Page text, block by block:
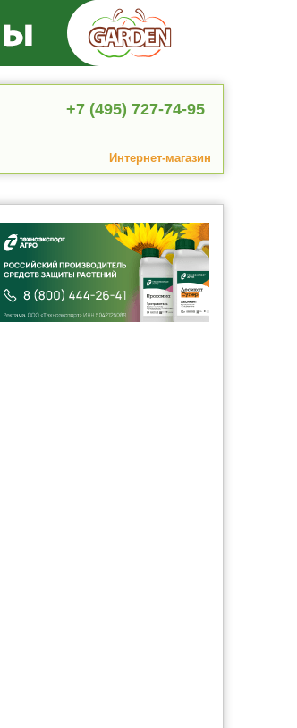
+7 (495) 727-74-95
Интернет-магазин